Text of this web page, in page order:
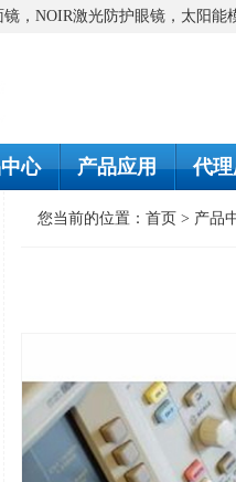
，NOIR激光防护眼镜，太阳
心 产品应用 代
您当前的位置： 首页 > 产品